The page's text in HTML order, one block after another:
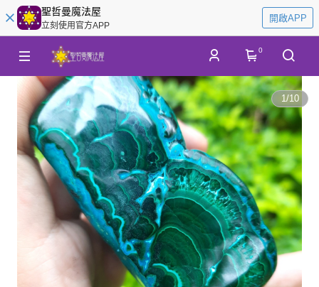
聖哲曼魔法屋
立刻使用官方APP
開啟APP
0
1/10